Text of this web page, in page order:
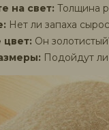
на свет: Толщина
Нет ли запаха
цвет: Он
Подойдут